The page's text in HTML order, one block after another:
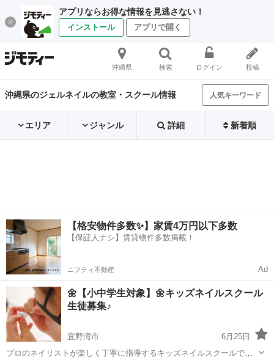
アプリならお得な情報を見逃さない！
インストール アプリで開く
沖縄県 検索 ログイン 投稿
沖縄県のジェルネイルの教室・スクール情報 人気キーワード
エリア ジャンル 詳細 新着順
【格安物件多数✨】家賃4万円以下多数
【保証人ナシ】賃貸物件多数掲載！
ニフティ不動産 Ad
🌼【小中学生対象】🌼キッズネイルスクール
生徒募集♪
宜野湾市
6月25日
プロのネイリストが楽しく丁寧に指導するキッズネイルスクールです